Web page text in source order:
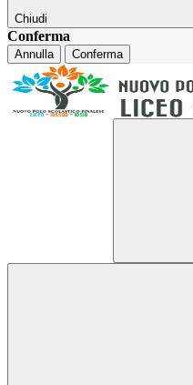
Chiudi
Conferma
Annulla Conferma